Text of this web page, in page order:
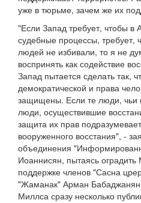
уже в тюрьме, зачем же их
"Если Запад требует, чтобы
судебные процессы, требует,
людей не избивали, то я не
воспринять как содействие
Запад пытается сделать так,
демократической и права
защищены. Если те люди, чьи
люди, осуществившие
защита их прав
вооруженного восстания", -
объединения
Иоаннисян, пытаясь
поддержке членов "Сасна
"Жаманак" Арман Бабаджанян
Миллса сразу несколько